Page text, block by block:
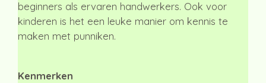
beginners als ervaren handwerkers. Ook voor
kinderen is het een leuke manier om kennis te
maken met punniken.
Kenmerken